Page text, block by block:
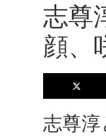
志尊
顔、
志尊